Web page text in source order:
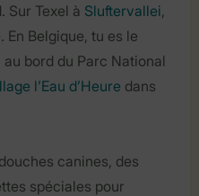
Sur Texel à Sluftervallei,
Belgique, tu es le
au bord du Parc National
l’Eau d’Heure dans
canines, des
spéciales pour